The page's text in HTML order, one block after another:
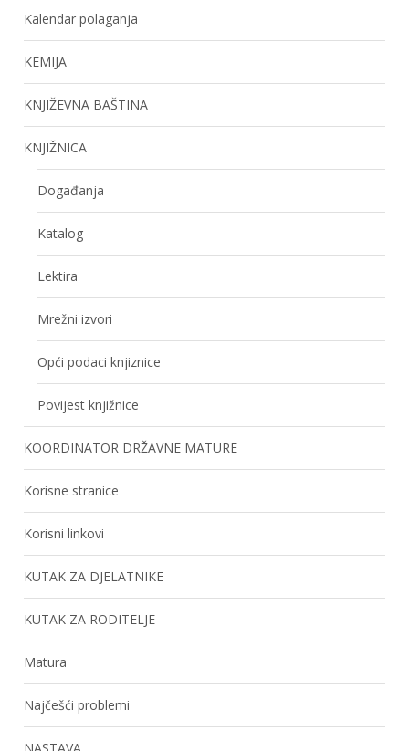
Kalendar polaganja
KEMIJA
KNJIŽEVNA BAŠTINA
KNJIŽNICA
Događanja
Katalog
Lektira
Mrežni izvori
Opći podaci knjiznice
Povijest knjižnice
KOORDINATOR DRŽAVNE MATURE
Korisne stranice
Korisni linkovi
KUTAK ZA DJELATNIKE
KUTAK ZA RODITELJE
Matura
Najčešći problemi
NASTAVA